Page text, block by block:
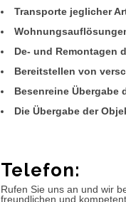
Transporte jeglicher
De- und Remontagen
Bereitstellen von
Besenreine Übergabe
Die Übergabe der
Telefon:
Rufen Sie uns an und wir
freundlichen und